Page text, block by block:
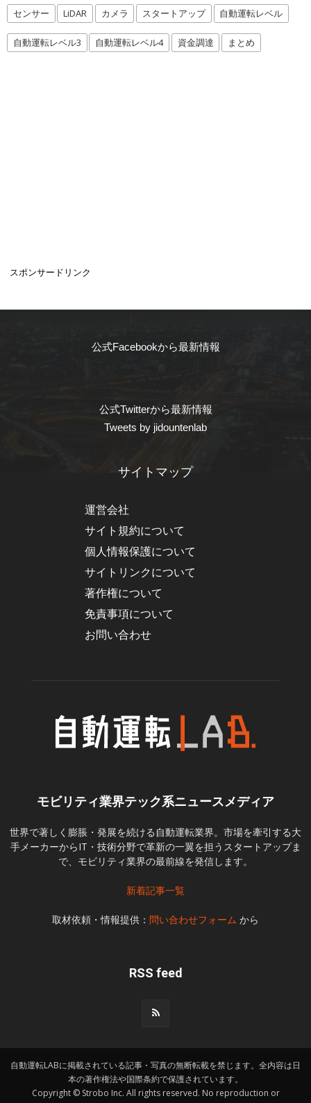
センサー LiDAR カメラ スタートアップ 自動運転レベル
自動運転レベル3 自動運転レベル4 資金調達 まとめ
スポンサードリンク
公式Facebookから最新情報
公式Twitterから最新情報
Tweets by jidountenlab
サイトマップ
運営会社
サイト規約について
個人情報保護について
サイトリンクについて
著作権について
免責事項について
お問い合わせ
モビリティ業界テック系ニュースメディア
世界で著しく膨脹・発展を続ける自動運転業界。市場を牽引する大
手メーカーからIT・技術分野で革新の一翼を担うスタートアップま
で、モビリティ業界の最前線を発信します。
新着記事一覧
取材依頼・情報提供： 問い合わせフォーム から
RSS feed
自動運転LABに掲載されている記事・写真の無断転載を禁じます。全内容は日
本の著作権法や国際条約で保護されています。
Copyright © Strobo Inc. All rights reserved. No reproduction or